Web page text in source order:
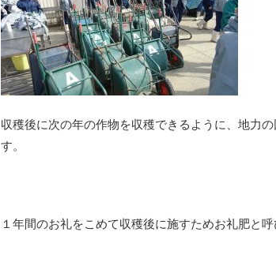
収穫後に次の年の作物を収穫できるように、地力
す。
１年間のお礼をこめて収穫後に施すためお礼肥と呼